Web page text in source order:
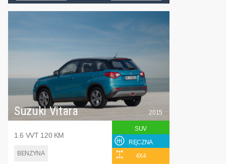
Suzuki Vitara
1.6 VVT 120 KM
BENZYNA
2015
SUV
RĘCZNA
4X4